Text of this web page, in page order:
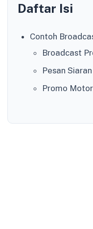
Daftar Isi
Contoh
Broadcast
Pesan
Promo